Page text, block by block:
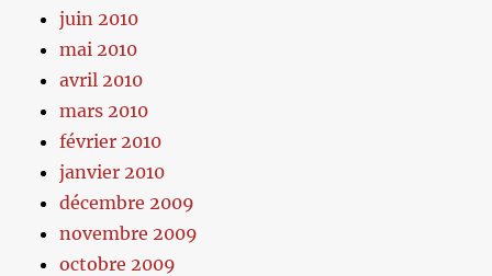
juin 2010
mai 2010
avril 2010
mars 2010
février 2010
janvier 2010
décembre 2009
novembre 2009
octobre 2009